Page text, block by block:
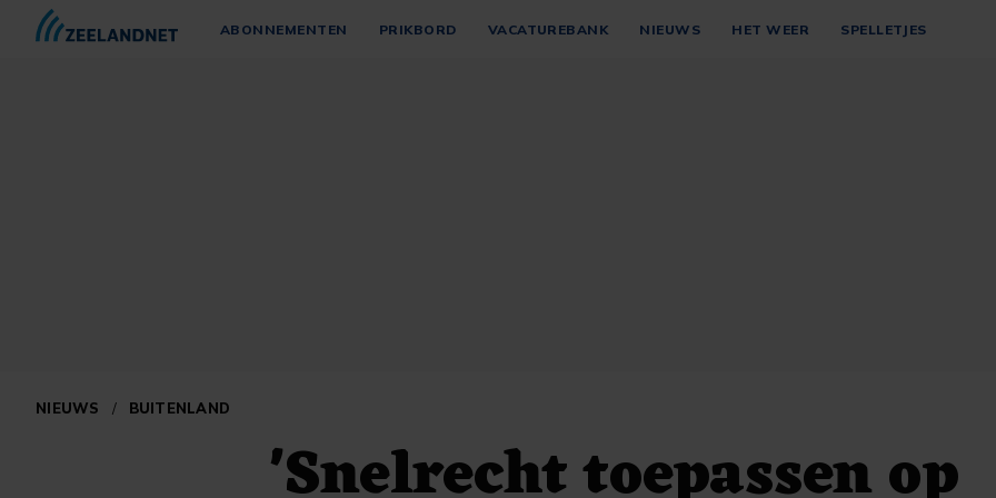
ABONNEMENTEN PRIKBORD VACATUREBANK NIEUWS HET WEER SPELLETJES
NIEUWS / BUITENLAND